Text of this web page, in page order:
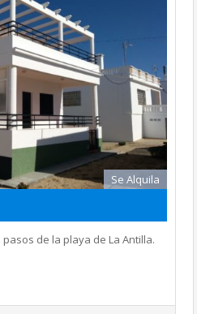
Se Alquila
de la playa de La Antilla.